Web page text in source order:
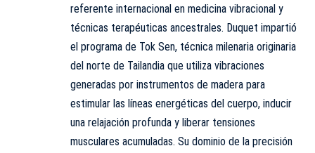
referente internacional en medicina vibracional y
técnicas terapéuticas ancestrales. Duquet impartió
el programa de Tok Sen, técnica milenaria originaria
del norte de Tailandia que utiliza vibraciones
generadas por instrumentos de madera para
estimular las líneas energéticas del cuerpo, inducir
una relajación profunda y liberar tensiones
musculares acumuladas. Su dominio de la precisión